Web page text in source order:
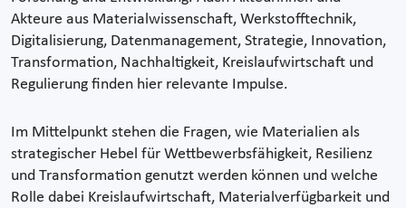
Akteure aus Materialwissenschaft, Werkstofftechnik,
Digitalisierung, Datenmanagement, Strategie, Innovation,
Transformation, Nachhaltigkeit, Kreislaufwirtschaft und
Regulierung finden hier relevante Impulse.
Im Mittelpunkt stehen die Fragen, wie Materialien als
strategischer Hebel für Wettbewerbsfähigkeit, Resilienz
und Transformation genutzt werden können und welche
Rolle dabei Kreislaufwirtschaft, Materialverfügbarkeit und